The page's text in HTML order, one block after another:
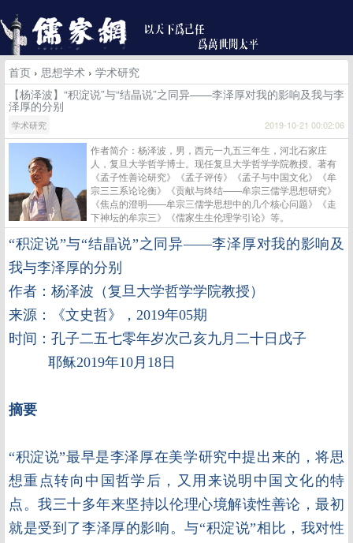
首页 › 思想学术 › 学术研究
【杨泽波】“积淀说”与“结晶说”之同异——李泽厚对我的影响及我与李
泽厚的分别
学术研究 2019-10-21 00:02:06
作者简介：杨泽波，男，西元一九五三年生，河北石家庄
人，复旦大学哲学博士。现任复旦大学哲学学院教授。著有
《孟子性善论研究》《孟子评传》《孟子与中国文化》《牟
宗三三系论论衡》《贡献与终结——牟宗三儒学思想研究》
《焦点的澄明——牟宗三儒学思想中的几个核心问题》《走
下神坛的牟宗三》《儒家生生伦理学引论》等。
“积淀说”与“结晶说”之同异——李泽厚对我的影响及
我与李泽厚的分别
作者：杨泽波（复旦大学哲学学院教授）
来源：《文史哲》，2019年05期
时间：孔子二五七零年岁次己亥九月二十日戊子
耶稣2019年10月18日
摘要
“积淀说”最早是李泽厚在美学研究中提出来的，将思
想重点转向中国哲学后，又用来说明中国文化的特
点。我三十多年来坚持以伦理心境解读性善论，最初
就是受到了李泽厚的影响。与“积淀说”相比，我对性